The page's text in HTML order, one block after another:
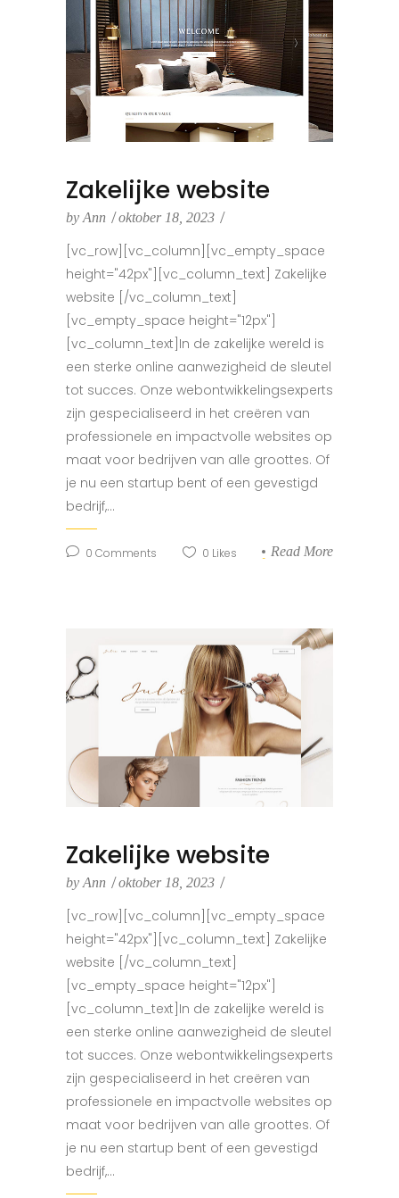
Zakelijke website
by Ann oktober 18, 2023
[vc_row][vc_column][vc_empty_space
height="42px"][vc_column_text] Zakelijke
website [/vc_column_text]
[vc_empty_space height="12px"]
[vc_column_text]In de zakelijke wereld is
een sterke online aanwezigheid de sleutel
tot succes. Onze webontwikkelingsexperts
zijn gespecialiseerd in het creëren van
professionele en impactvolle websites op
maat voor bedrijven van alle groottes. Of
je nu een startup bent of een gevestigd
bedrijf,...
0 Comments 0 Likes Read More
Zakelijke website
by Ann oktober 18, 2023
[vc_row][vc_column][vc_empty_space
height="42px"][vc_column_text] Zakelijke
website [/vc_column_text]
[vc_empty_space height="12px"]
[vc_column_text]In de zakelijke wereld is
een sterke online aanwezigheid de sleutel
tot succes. Onze webontwikkelingsexperts
zijn gespecialiseerd in het creëren van
professionele en impactvolle websites op
maat voor bedrijven van alle groottes. Of
je nu een startup bent of een gevestigd
bedrijf,...